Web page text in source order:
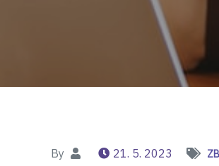
By 21. 5. 2023